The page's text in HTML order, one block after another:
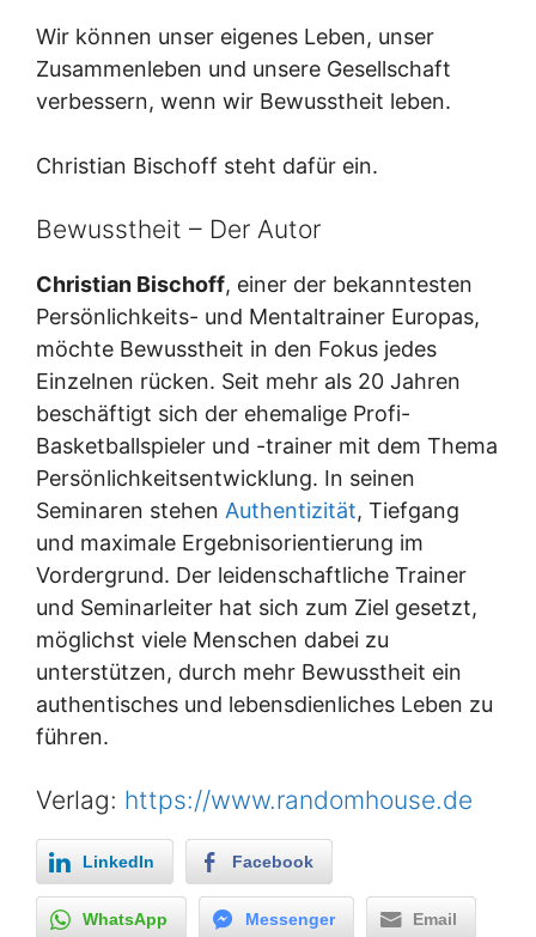
Wir können unser eigenes Leben, unser
Zusammenleben und unsere Gesellschaft
verbessern, wenn wir Bewusstheit leben.
Christian Bischoff steht dafür ein.
Bewusstheit – Der Autor
Christian Bischoff, einer der bekanntesten
Persönlichkeits- und Mentaltrainer Europas,
möchte Bewusstheit in den Fokus jedes
Einzelnen rücken. Seit mehr als 20 Jahren
beschäftigt sich der ehemalige Profi-
Basketballspieler und -trainer mit dem Thema
Persönlichkeitsentwicklung. In seinen
Seminaren stehen Authentizität, Tiefgang
und maximale Ergebnisorientierung im
Vordergrund. Der leidenschaftliche Trainer
und Seminarleiter hat sich zum Ziel gesetzt,
möglichst viele Menschen dabei zu
unterstützen, durch mehr Bewusstheit ein
authentisches und lebensdienliches Leben zu
führen.
Verlag: https://www.randomhouse.de
LinkedIn Facebook
WhatsApp Messenger Email